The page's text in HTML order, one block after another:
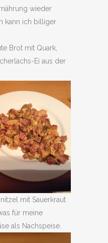
wieder
kann ich billiger
Brot mit Quark,
Ei aus der
mit Sauerkraut
für meine
als Nachspeise.